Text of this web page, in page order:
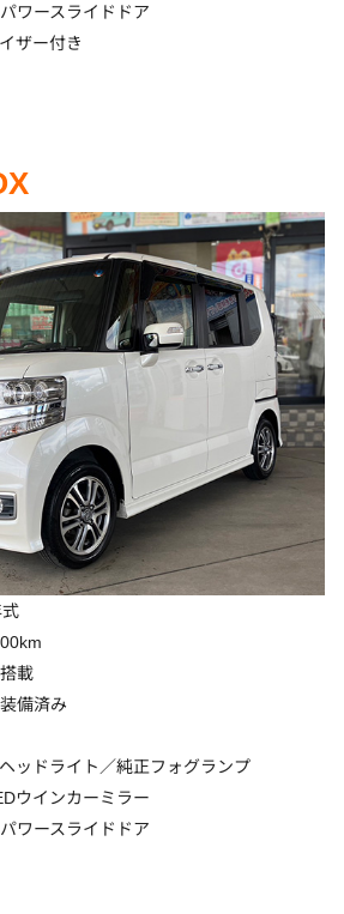
ワースライドドア
ザー付き
載
装備済み
ッドライト／純正フォグランプ
ウインカーミラー
ワースライドドア